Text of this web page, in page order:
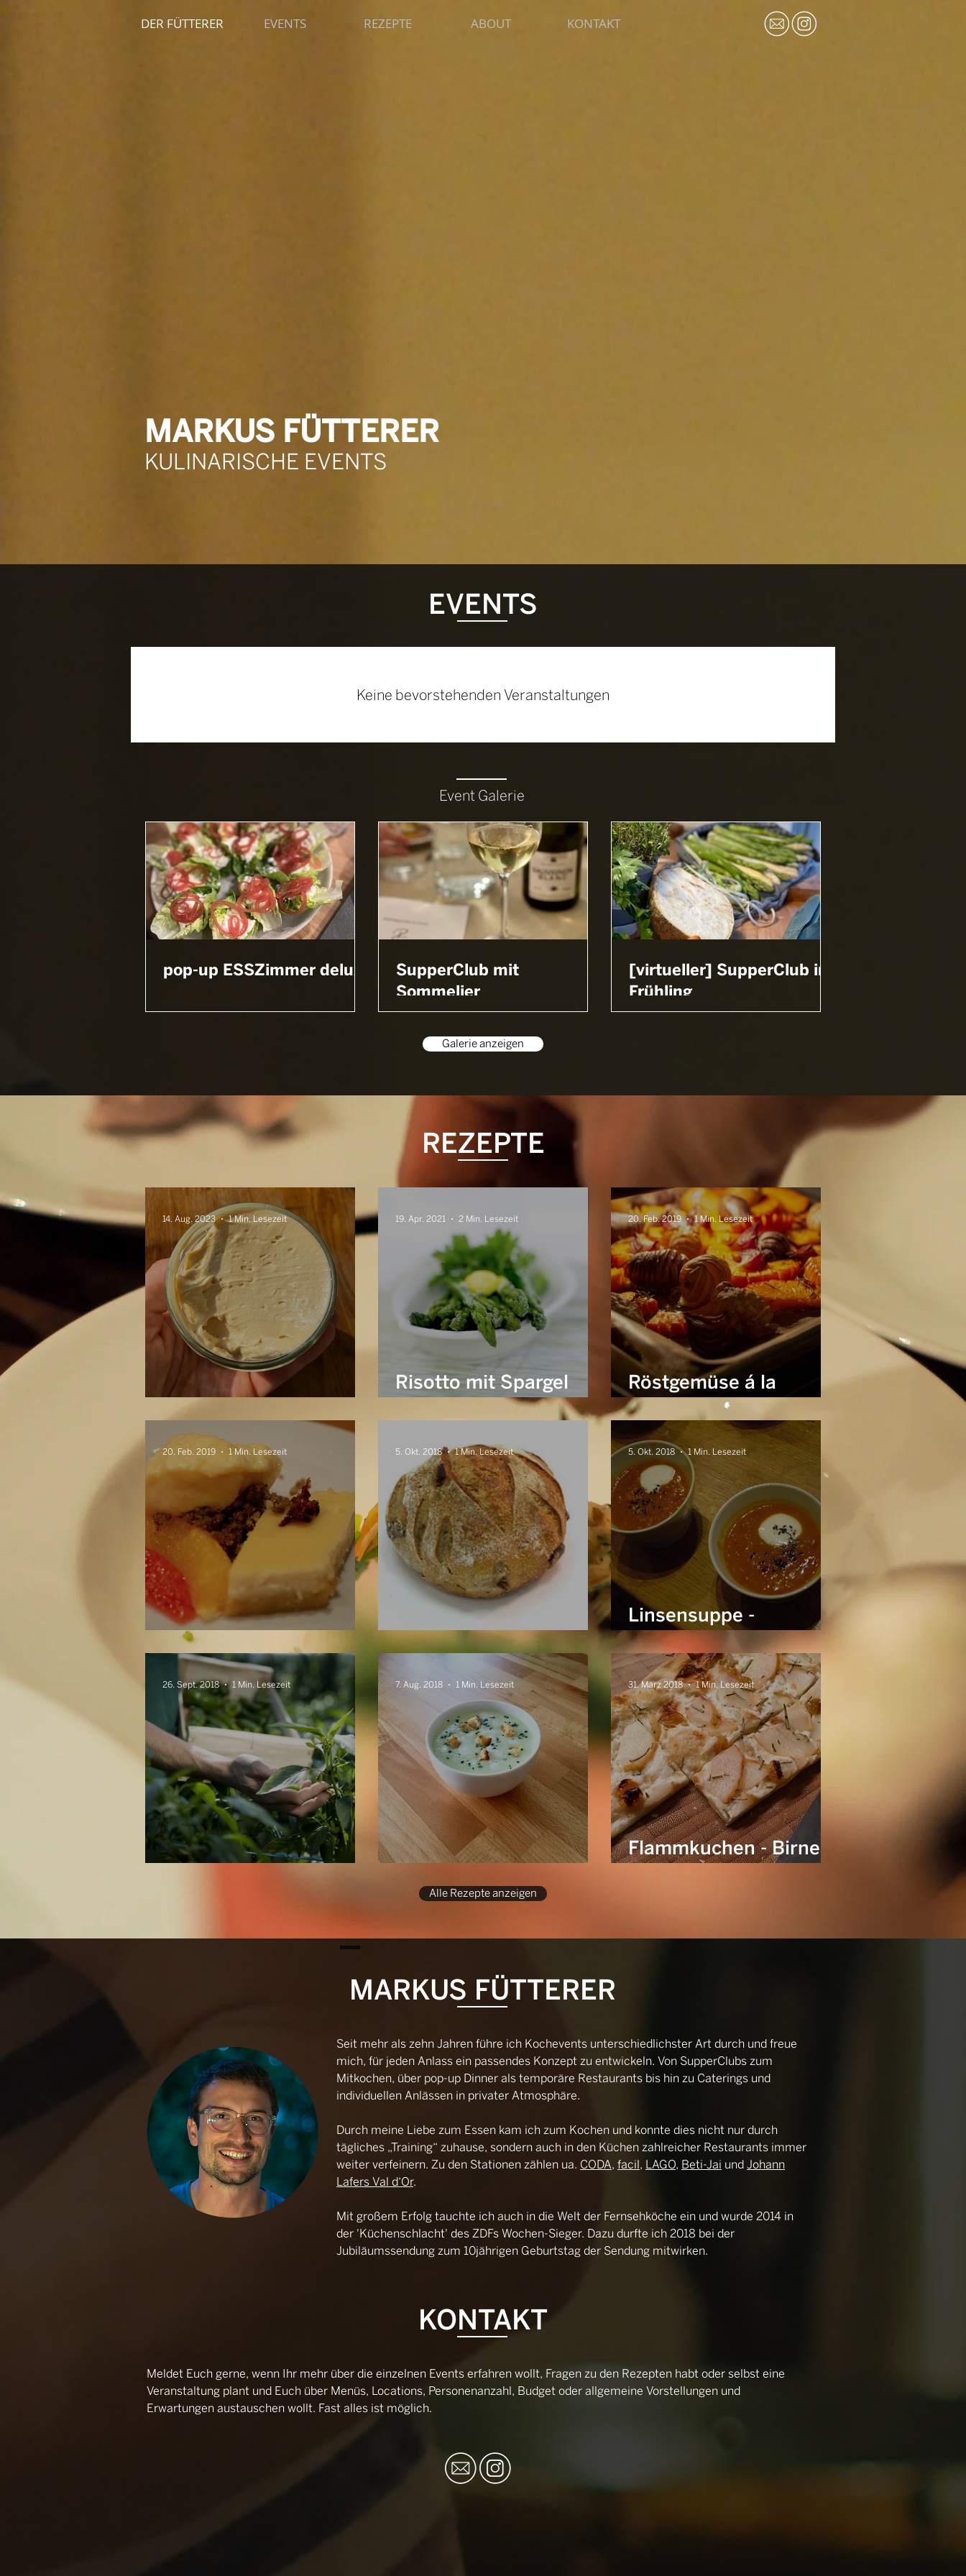
DER FÜTTERER EVENTS REZEPTE ABOUT KONTAKT
MARKUS FÜTTERER
KULINARISCHE EVENTS
EVENTS
Keine bevorstehenden Veranstaltungen
Event Galerie
pop-up ESSZimmer deluxe
SupperClub mit
Sommelier
[virtueller] SupperClub im
Frühling
Galerie anzeigen
REZEPTE
Karamellbutter
14. Aug. 2023 1 Min. Lesezeit
Risotto mit Spargel
19. Apr. 2021 2 Min. Lesezeit
Röstgemüse á la
Hasselback
20. Feb. 2019 1 Min. Lesezeit
Zitronentarte
20. Feb. 2019 1 Min. Lesezeit
Schweden-Scones
5. Okt. 2018 1 Min. Lesezeit
Linsensuppe -
Kreuzberg 36 meets
Ottolenghi
5. Okt. 2018 1 Min. Lesezeit
26. Sept. 2018 1 Min. Lesezeit 7. Aug. 2018 1 Min. Lesezeit
Flammkuchen - Birne |
31. März 2018 1 Min. Lesezeit
Alle Rezepte anzeigen
MARKUS FÜTTERER
Seit mehr als zehn Jahren führe ich Kochevents unterschiedlichster Art durch und freue
mich, für jeden Anlass ein passendes Konzept zu entwickeln. Von SupperClubs zum
Mitkochen, über pop-up Dinner als temporäre Restaurants bis hin zu Caterings und
individuellen Anlässen in privater Atmosphäre.
Durch meine Liebe zum Essen kam ich zum Kochen und konnte dies nicht nur durch
tägliches „Training“ zuhause, sondern auch in den Küchen zahlreicher Restaurants immer
weiter verfeinern. Zu den Stationen zählen ua. CODA, facil , LAGO, Beti-Jai und Johann
Lafers Val d‘Or.
Mit großem Erfolg tauchte ich auch in die Welt der Fernsehköche ein und wurde 2014 in
der 'Küchenschlacht' des ZDFs Wochen-Sieger. Dazu durfte ich 2018 bei der
Jubiläumssendung zum 10jährigen Geburtstag der Sendung mitwirken.
KONTAKT
Meldet Euch gerne, wenn Ihr mehr über die einzelnen Events erfahren wollt, Fragen zu den Rezepten habt oder selbst eine
Veranstaltung plant und Euch über Menüs, Locations, Personenanzahl, Budget oder allgemeine Vorstellungen und
Erwartungen austauschen wollt. Fast alles ist möglich.